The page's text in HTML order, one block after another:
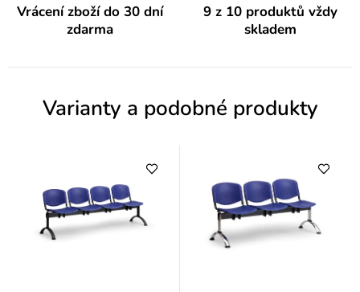
o
e
Vrácení zboží do 30 dní
zdarma
9 z 10 produktů vždy
skladem
Varianty a podobné produkty